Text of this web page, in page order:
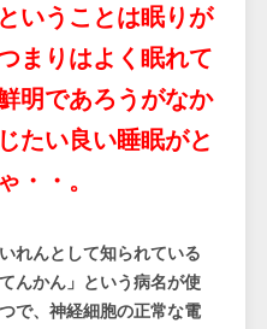
いうことは眠りが
まりはよく眠れて
明であろうがなか
たい良い睡眠がと
・・。
れんとして知られている
んかん」という病名が使
で、神経細胞の正常な電